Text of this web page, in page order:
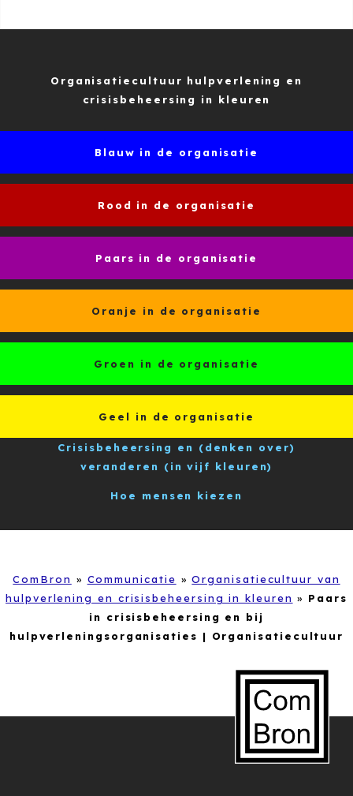
Organisatiecultuur hulpverlening en
crisisbeheersing in kleuren
Blauw in de organisatie
Rood in de organisatie
Paars in de organisatie
Oranje in de organisatie
Groen in de organisatie
Geel in de organisatie
Crisisbeheersing en (denken over)
veranderen (in vijf kleuren)
Hoe mensen kiezen
ComBron » Communicatie »Organisatiecultuur van
hulpverlening en crisisbeheersing in kleuren » Paars
in crisisbeheersing en bij
hulpverleningsorganisaties | Organisatiecultuur